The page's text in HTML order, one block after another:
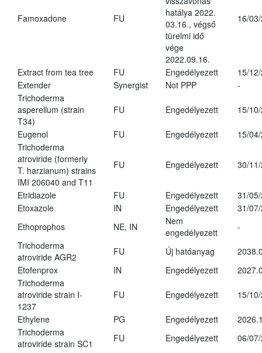
Famoxadone FU
hatálya 2022.
03.16., végső
türelmi idő
vége
2022.09.16.
16/
Extract from tea tree FU Engedélyezett
15/
Extender
Synergist Not PPP
-
Trichoderma
asperellum (strain
T34)
FU Engedélyezett 15/
Eugenol FU Engedélyezett
15/
Trichoderma
atroviride (formerly
T. harzianum) strains
IMI 206040 and T11
FU Engedélyezett 30/
Etridiazole FU Engedélyezett
31/
Etoxazole
IN Engedélyezett
31/
Ethoprophos
NE, IN
Nem
engedélyezett
-
Trichoderma
atroviride AGR2
FU Új hatóanyag
Etofenprox
IN Engedélyezett
Trichoderma
atroviride strain I-
1237
FU Engedélyezett 15/
Ethylene PG Engedélyezett
Trichoderma
atroviride strain SC1
FU Engedélyezett
06/